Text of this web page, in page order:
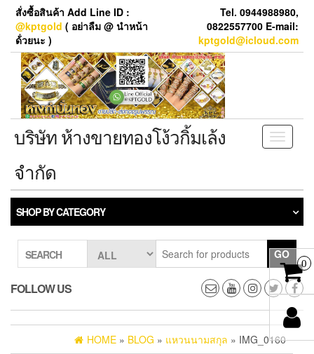
Skip
content
สั่งซื้อสินค้า Add Line ID :
@kptgold ( อย่าลืม @ นำหน้า
ด้่วยนะ )
Tel. 0944988980,
0822557700 E-mail:
kptgold@icloud.com
Toggle
บริษัท ห้างขายทองโง้วกิ้มเล้ง
จำกัด
SHOP BY CATEGORY
SEARCH GO
FOLLOW US
HOME » BLOG » แหวนนามสกุล » IMG_0160
0